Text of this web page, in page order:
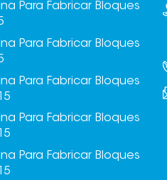
atraviesa con
espacio
parte inferior del
un lado de la
guiando el fleje
lado de la pila de
colaborando con
Para Fabricar Bloques
Para Fabricar Bloques
Para Fabricar Bloques
Para Fabricar Bloques
Para Fabricar Bloques